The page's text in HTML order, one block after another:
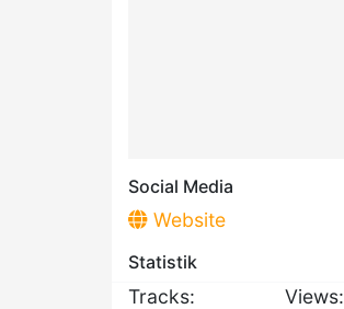
Social Media
Website
Statistik
Tracks:
Views: